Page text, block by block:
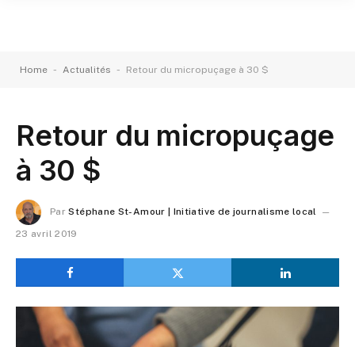
Home - Actualités - Retour du micropuçage à 30 $
Retour du micropuçage
à 30 $
Par Stéphane St-Amour | Initiative de journalisme local
23 avril 2019